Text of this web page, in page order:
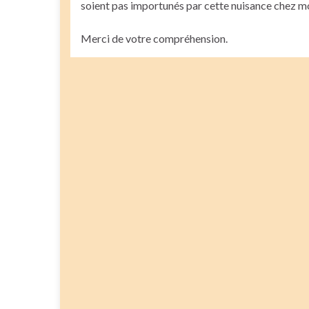
soient pas importunés par cette nuisance chez
Merci de votre compréhension.